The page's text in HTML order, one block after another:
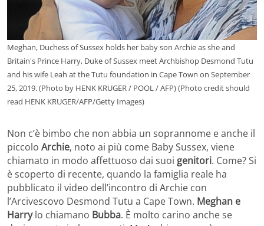
Meghan, Duchess of Sussex holds her baby son Archie as she and
Britain's Prince Harry, Duke of Sussex meet Archbishop Desmond Tutu
and his wife Leah at the Tutu foundation in Cape Town on September
25, 2019. (Photo by HENK KRUGER / POOL / AFP) (Photo credit should
read HENK KRUGER/AFP/Getty Images)
Non c’è bimbo che non abbia un soprannome e anche il
piccolo Archie, noto ai più come Baby Sussex, viene
chiamato in modo affettuoso dai suoi genitori. Come? Si
è scoperto di recente, quando la famiglia reale ha
pubblicato il video dell’incontro di Archie con
l’Arcivescovo Desmond Tutu a Cape Town. Meghan e
Harrylo chiamano Bubba. È molto carino anche se